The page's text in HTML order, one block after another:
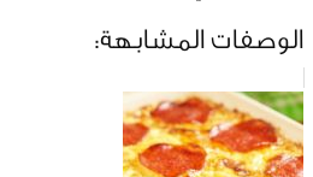
الوصفات المشابهة: